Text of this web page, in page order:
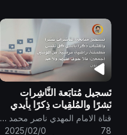
تَسجيل مُتابَعة النَّاشِرات
نَشرًا والمُلقِيات ذِكرًا بِأيدي
كُلّ نَفسٍ مُطمَئنَّةٍ راضيَةٍ
مَرضيَّةٍ مِن المُؤمنين
قناة الامام المهدي ناصر محمد اليماني
78
2025/02/0